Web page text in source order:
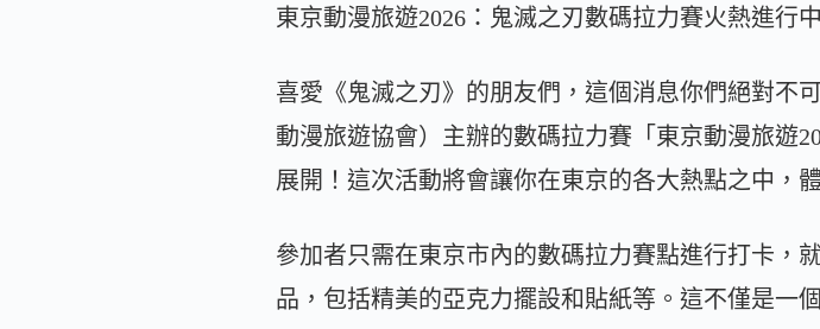
東京動漫旅遊2026：鬼滅之刃數碼拉力賽火熱進行中
喜愛《鬼滅之刃》的朋友們，這個消息你們絕對不
動漫旅遊協會）主辦的數碼拉力賽「東京動漫旅遊
展開！這次活動將會讓你在東京的各大熱點之中，
參加者只需在東京市內的數碼拉力賽點進行打卡，
品，包括精美的亞克力擺設和貼紙等。這不僅是一